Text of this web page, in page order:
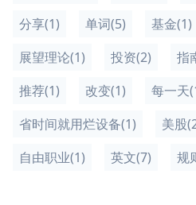
分享(1) 单词(5) 基金(1)
展望理论(1) 投资(2) 指
推荐(1) 改变(1) 每一天
省时间就用烂设备(1) 美股
自由职业(1) 英文(7) 规